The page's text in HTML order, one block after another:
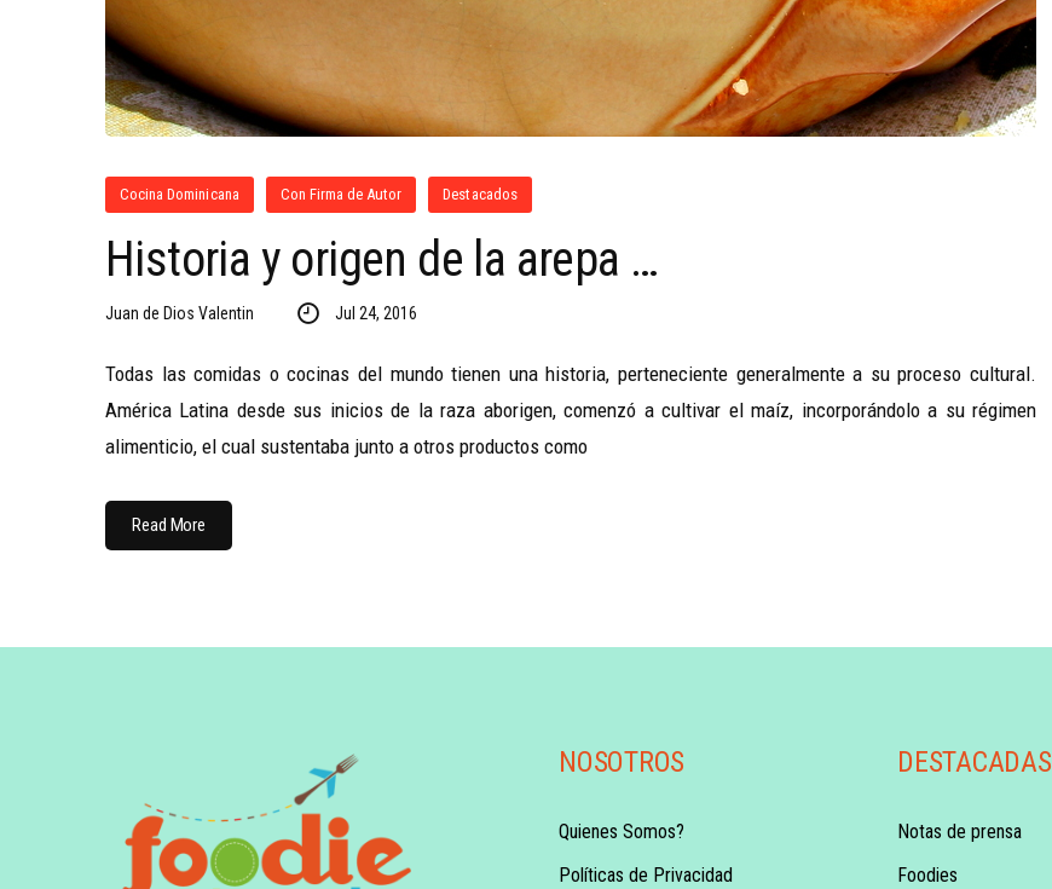
Cocina Dominicana Con Firma de Autor Destacados
Historia y origen de la arepa …
Juan de Dios Valentin Jul 24, 2016
Todas las comidas o cocinas del mundo tienen una historia, perteneciente generalmente a su proceso cultural.
América Latina desde sus inicios de la raza aborigen, comenzó a cultivar el maíz, incorporándolo a su régimen
alimenticio, el cual sustentaba junto a otros productos como
Read More
NOSOTROS
Quienes Somos?
Políticas de Privacidad
DESTACADAS
Notas de prensa
Foodies